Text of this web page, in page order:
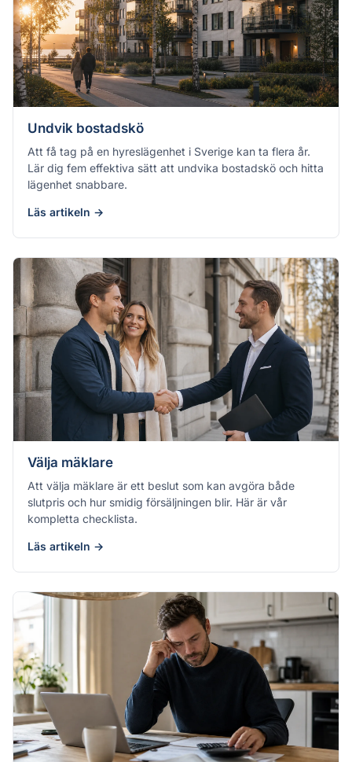
Undvik bostadskö
Att få tag på en hyreslägenhet i Sverige kan ta flera år.
Lär dig fem effektiva sätt att undvika bostadskö och hitta
lägenhet snabbare.
Läs artikeln →
Välja mäklare
Att välja mäklare är ett beslut som kan avgöra både
slutpris och hur smidig försäljningen blir. Här är vår
kompletta checklista.
Läs artikeln →